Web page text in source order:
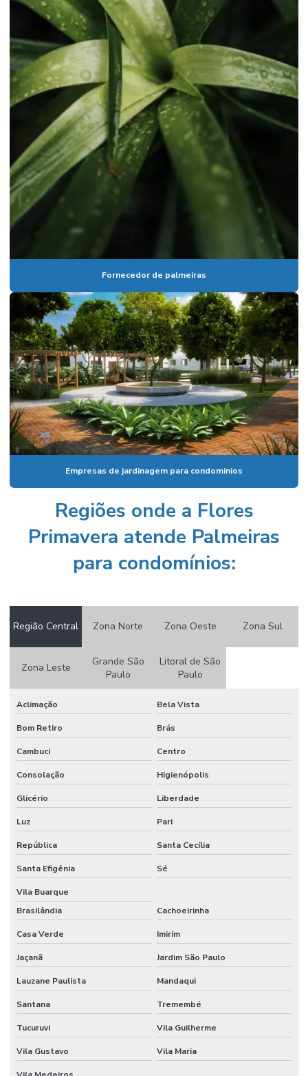
Plantas ornamentais para vasos
Plantas ornamentais para vasos em campinas
Plantas resistentes para empresas
Serviço de jardinagem
Serviço de jardinagem e paisagismo
Serviços de manutenção de jardim
Serviços de paisagismo e jardinagem
Substrato plantas comprar
Substrato para plantas preço
Vaso de cimento em sp
Vaso de cimento a venda
Vaso de folha de polietileno
Vasos para paisagismo em áreas comerciais
Vasos de paisagismo para espaços corporativos
Vasos para plantas grandes
Venda de coqueiros
Venda de palmeiras
Venda de plantas ornamentais
Venda de plantas ornamentais por atacado
Venda de plantas ornamentais para empresas em campinas
Fornecedor de palmeiras
Empresas de jardinagem para condominios
Regiões onde a Flores
Primavera atende Palmeiras
para condomínios:
Região Central Zona Norte Zona Oeste Zona Sul
Zona Leste
Grande São
Paulo
Litoral de São
Paulo
Aclimação Bela Vista
Bom Retiro Brás
Cambuci Centro
Consolação Higienópolis
Glicério Liberdade
Luz Pari
República Santa Cecília
Santa Efigênia Sé
Vila Buarque
Brasilândia
Cachoeirinha
Casa Verde Imirim
Jaçanã Jardim São Paulo
Lauzane Paulista Mandaqui
Santana Tremembé
Tucuruvi Vila Guilherme
Vila Gustavo Vila Maria